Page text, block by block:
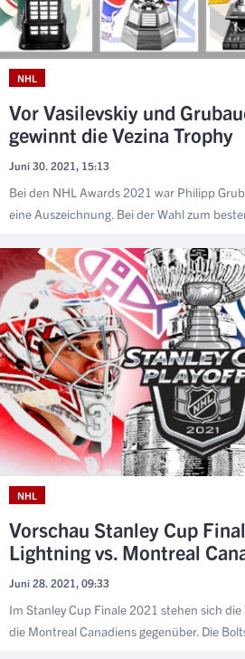
NHL
Vor Vasilevskiy und
gewinnt die Vezina Trophy
Juni 30. 2021, 15:13
Bei den NHL Awards 2021 war Philipp
eine Auszeichnung. Bei der Wahl zum
NHL
Vorschau Stanley Cup
Lightning vs. Montreal
Juni 28. 2021, 09:33
Im Stanley Cup Finale 2021 stehen sich
die Montreal Canadiens gegenüber. Die